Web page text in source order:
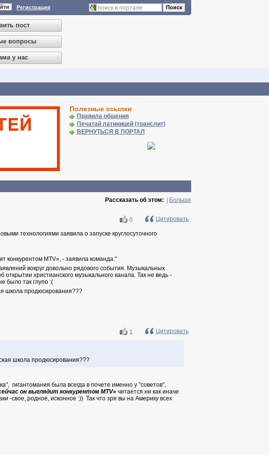
Регистрация Поиск
пост
вопросы
у нас
Полезные ссылки
Правила общения
Печатай латиницей (транслит)
ВЕРНУТЬСЯ В ПОРТАЛ
Больше
Рассказать об этом:
0 Цитировать
технологиями заявила о запуске круглосуточного
конкурентом MTV», - заявила команда."
вокруг довольно рядового события. Музыкальных
христианского музыкального канала. Так не ведь -
было так глупо :(
школа продюсирования???
1 Цитировать
школа продюсирования???
гигантомания была всегда в почете именно у "советов",
он выглядит конкурентом MTV» читается ни как иначе
-свое, родное, исконное :)) Так что зря вы на Америку всех